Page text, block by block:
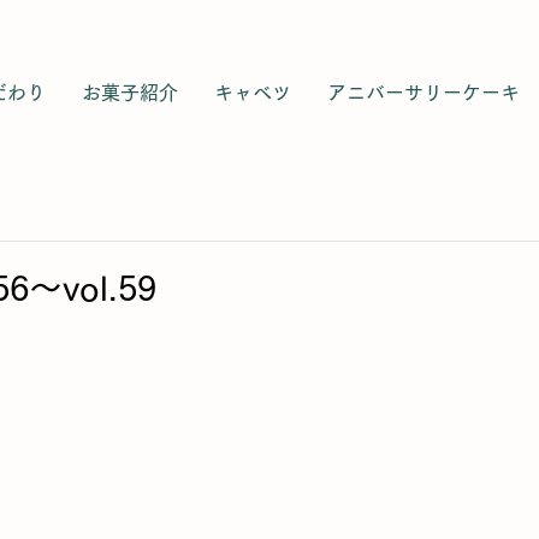
わり お菓子紹介 キャベツ アニバーサリーケーキ
〜vol.59